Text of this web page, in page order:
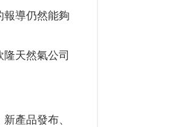
報導仍然能夠
天然氣公司
產品發布、